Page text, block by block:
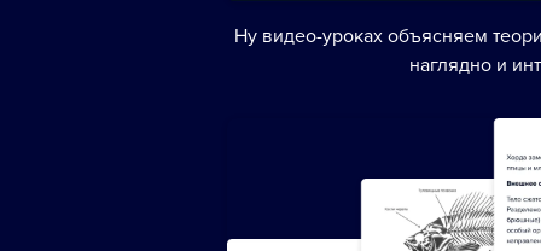
Ну видео-уроках объясняем
наглядно и